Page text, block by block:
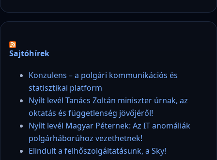
Sajtóhírek
Konzulens – a polgári kommunikációs és
statisztikai platform
Nyílt levél Tanács Zoltán miniszter úrnak, az
oktatás és függetlenség jövőjéről!
Nyílt levél Magyar Péternek: Az IT anomáliák
polgárháborúhoz vezethetnek!
Elindult a felhőszolgáltatásunk, a Sky!